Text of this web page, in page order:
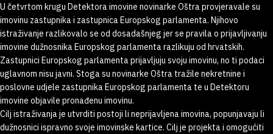
U četvrtom krugu Detektora imovine novinarke Oštra provjeravale su
imovinu zastupnika i zastupnica Europskog parlamenta. Njihovo
istraživanje razlikovalo se od dosadašnjeg jer se pravila o prijavljivanju
imovine dužnosnika Europskog parlamenta razlikuju od hrvatskih.
Zastupnici Europskog parlamenta prijavljuju svoju imovinu, no ti podaci
uglavnom nisu javni. Stoga su novinarke Oštra tražile nekretnine i
poslovne udjele zastupnika Europskog parlamenta te u Detektoru
imovine objavile pronađenu imovinu.
Cilj istraživanja je utvrditi postoji li neprijavljena imovina, popunjavaju li
dužnosnici ispravno svoje imovinske kartice. Cilj je projekta i omogućiti